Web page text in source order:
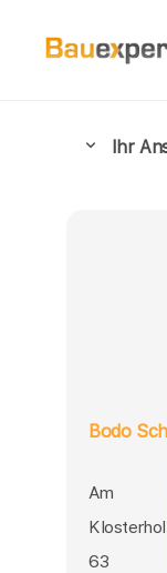
Ihr
Bodo
Am
63